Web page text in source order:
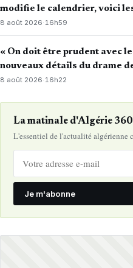
modifie le calendrier, voici
8 août 2026· 16h59
« On doit être prudent avec
nouveaux détails du drame
8 août 2026·16h22
La matinale d'Algérie
L'essentiel de l'actualité algérienne
Je m'abonne